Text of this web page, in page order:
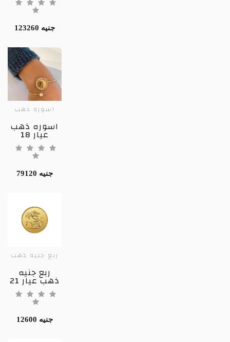
123260 جنيه
اسوره ذهب
اسوره ذهب
عيار 18
79120 جنيه
ربع جنيه ذهب
ربع جنيه
ذهب عيار 21
12600 جنيه